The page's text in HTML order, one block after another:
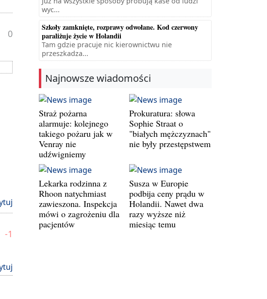
0
-1
wyc...
Szkoły zamknięte, rozprawy odwołane. Kod czerwony
paraliżuje życie w Holandii
Tam gdzie pracuje nic kierownictwu nie
przeszkadza...
Najnowsze wiadomości
Straż pożarna
alarmuje: kolejnego
takiego pożaru jak w
Venray nie
udźwigniemy
Prokuratura: słowa
Sophie Straat o
"białych mężczyznach"
nie były przestępstwem
Lekarka rodzinna z
Rhoon natychmiast
zawieszona. Inspekcja
mówi o zagrożeniu dla
pacjentów
Susza w Europie
podbija ceny prądu w
Holandii. Nawet dwa
razy wyższe niż
miesiąc temu